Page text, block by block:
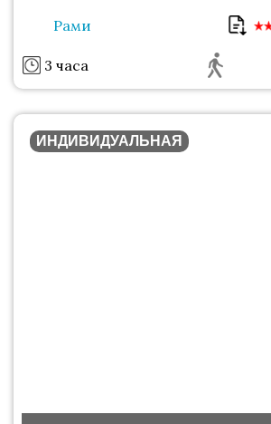
Рами
3 часа
ИНДИВИДУАЛЬНАЯ